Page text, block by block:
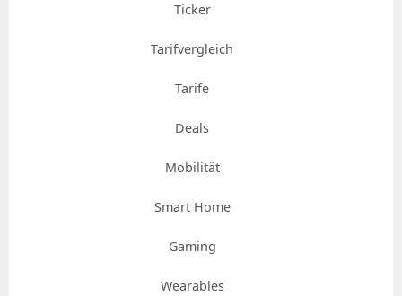
Ticker
Tarifvergleich
Tarife
Deals
Mobilität
Smart Home
Gaming
Wearables